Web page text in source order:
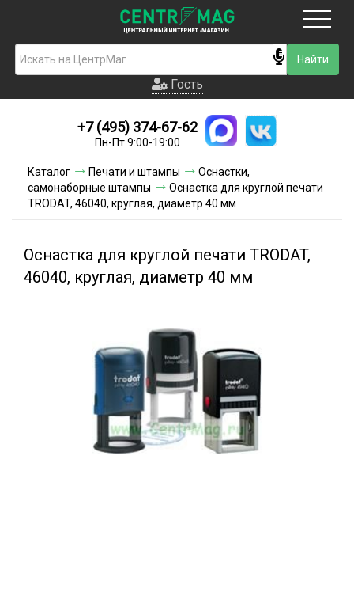
Гость
Новинки
Условия доставки
Условия оплаты
Акции и скидки
Гость
+7 (495) 374-67-62
Пн-Пт 9:00-19:00
Каталог Печати и штампы
Оснастки,
самонаборные штампы
Оснастка для круглой печати
TRODAT, 46040, круглая, диаметр 40 мм
Оснастка для круглой печати TRODAT,
46040, круглая, диаметр 40 мм